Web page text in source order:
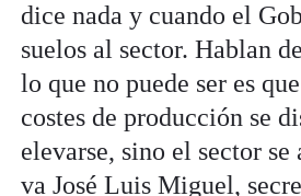
dice nada y cuando el
suelos al sector. Hablan
lo que no puede ser es
costes de producción se
elevarse, sino el sector
va José Luis Miguel,